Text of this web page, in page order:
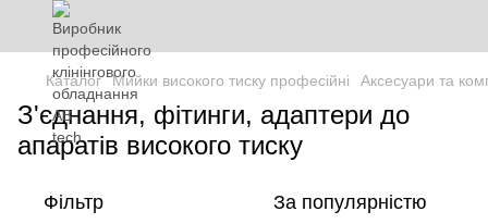
Каталог Мийки високого тиску професійні Аксесуари та
З'єднання, фітинги, адаптери до
апаратів високого тиску
Фільтр За популярністю